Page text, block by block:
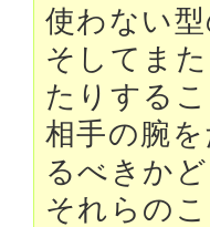
使わない
そしてま
たりする
相手の腕
るべきか
それらの